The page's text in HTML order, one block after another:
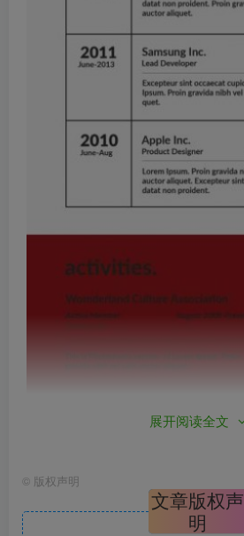
展开阅读全文
© 版权声明
文章版权声
明